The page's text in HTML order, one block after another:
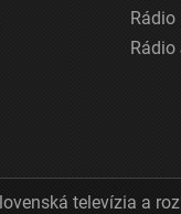
Rádio
televízia a